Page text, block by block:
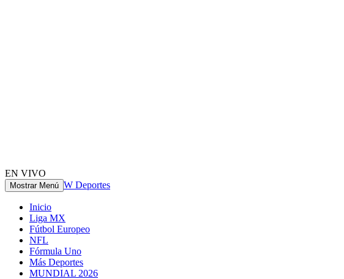
EN VIVO
Mostrar Menú W Deportes
Inicio
Liga MX
Fútbol Europeo
NFL
Fórmula Uno
Más Deportes
MUNDIAL 2026